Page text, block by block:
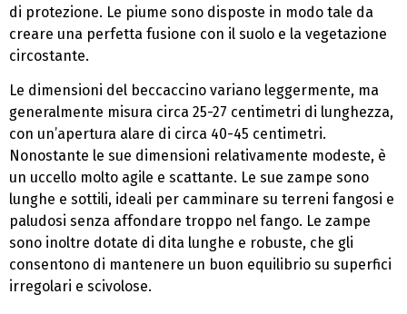
di protezione. Le piume sono disposte in modo tale da
creare una perfetta fusione con il suolo e la vegetazione
circostante.
Le dimensioni del beccaccino variano leggermente, ma
generalmente misura circa 25-27 centimetri di lunghezza,
con un’apertura alare di circa 40-45 centimetri.
Nonostante le sue dimensioni relativamente modeste, è
un uccello molto agile e scattante. Le sue zampe sono
lunghe e sottili, ideali per camminare su terreni fangosi e
paludosi senza affondare troppo nel fango. Le zampe
sono inoltre dotate di dita lunghe e robuste, che gli
consentono di mantenere un buon equilibrio su superfici
irregolari e scivolose.